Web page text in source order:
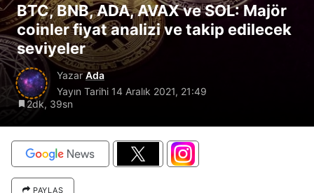
BTC, BNB, ADA, AVAX ve SOL: Majör
coinler fiyat analizi ve takip edilecek
seviyeler
YazarAda
Yayın Tarihi 14 Aralık 2021, 21:49
2dk, 39sn
PAYLAŞ